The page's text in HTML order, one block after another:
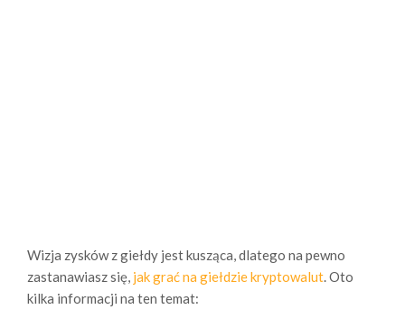
Wizja zysków z giełdy jest kusząca, dlatego na pewno
zastanawiasz się, jak grać na giełdzie kryptowalut. Oto
kilka informacji na ten temat: